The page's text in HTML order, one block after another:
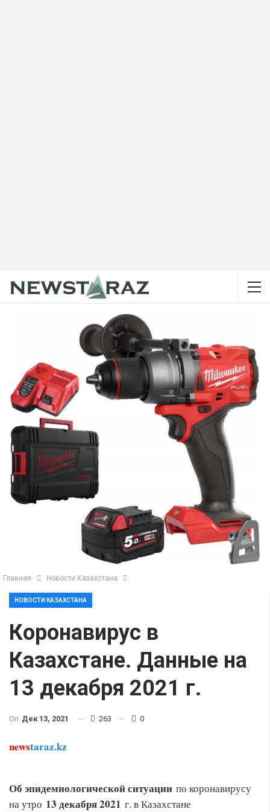
Главная Новости Казахстана
НОВОСТИ КАЗАХСТАНА
Коронавирус в
Казахстане. Данные на
13 декабря 2021 г.
On Дек 13, 2021 263 0
newstaraz.kz
Об эпидемиологической ситуации по коронавирусу
на утро 13 декабря 2021 г. в Казахстане